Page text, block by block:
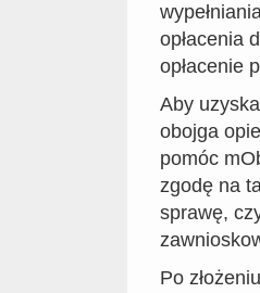
opłacenia
opłacenie
Aby
obojga
pomóc
zgodę na
sprawę,
Po